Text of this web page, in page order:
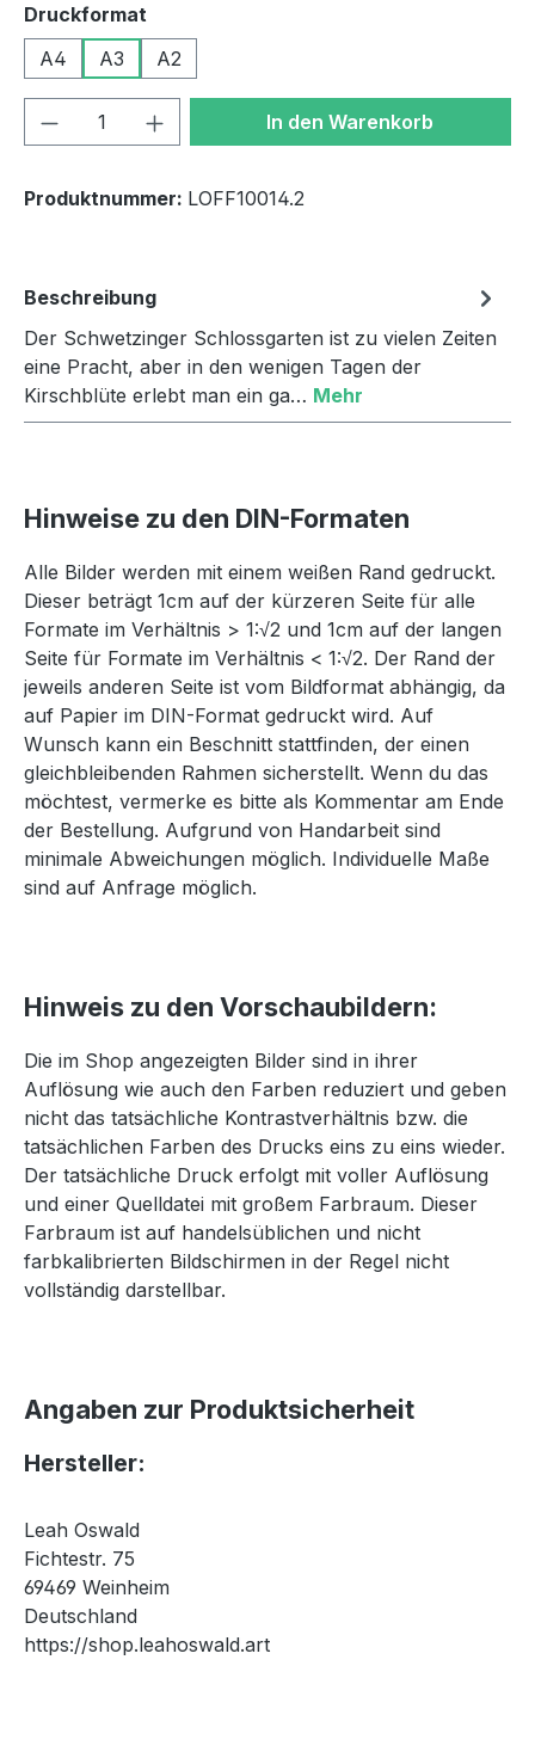
Druckformat
A4
A3 A2
Produkt Anzahl: Gib denIn den Warenkorb
Produktnummer: LOFF10014.2
Beschreibung
Der Schwetzinger Schlossgarten ist zu vielen Zeiten
eine Pracht, aber in den wenigen Tagen der
Kirschblüte erlebt man ein ga… Mehr
Hinweise zu den DIN-Formaten
Alle Bilder werden mit einem weißen Rand gedruckt.
Dieser beträgt 1cm auf der kürzeren Seite für alle
Formate im Verhältnis > 1:√2 und 1cm auf der langen
Seite für Formate im Verhältnis < 1:√2. Der Rand der
jeweils anderen Seite ist vom Bildformat abhängig, da
auf Papier im DIN-Format gedruckt wird. Auf
Wunsch kann ein Beschnitt stattfinden, der einen
gleichbleibenden Rahmen sicherstellt. Wenn du das
möchtest, vermerke es bitte als Kommentar am Ende
der Bestellung. Aufgrund von Handarbeit sind
minimale Abweichungen möglich. Individuelle Maße
sind auf Anfrage möglich.
Hinweis zu den Vorschaubildern:
Die im Shop angezeigten Bilder sind in ihrer
Auflösung wie auch den Farben reduziert und geben
nicht das tatsächliche Kontrastverhältnis bzw. die
tatsächlichen Farben des Drucks eins zu eins wieder.
Der tatsächliche Druck erfolgt mit voller Auflösung
und einer Quelldatei mit großem Farbraum. Dieser
Farbraum ist auf handelsüblichen und nicht
farbkalibrierten Bildschirmen in der Regel nicht
vollständig darstellbar.
Angaben zur Produktsicherheit
Hersteller:
Leah Oswald
Fichtestr. 75
69469 Weinheim
Deutschland
https://shop.leahoswald.art